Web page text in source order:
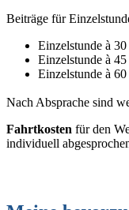
Beiträge für
Einzelstunde à
Einzelstunde à
Einzelstunde à
Nach Absprache sind
Fahrtkosten für den
individuell